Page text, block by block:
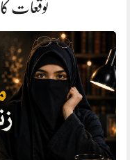
توقعات